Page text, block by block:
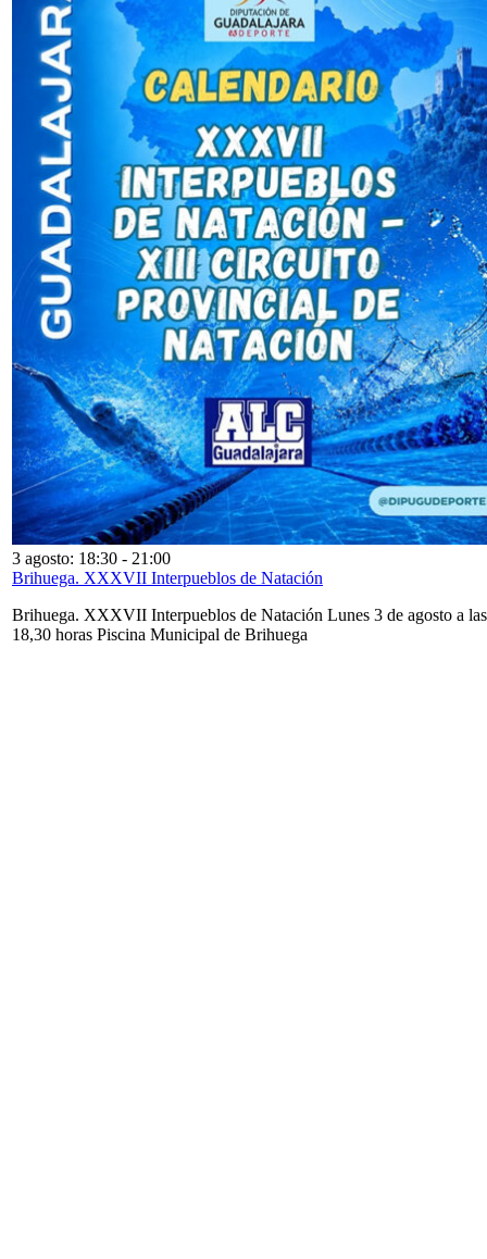
3 agosto: 18:30 - 21:00
Brihuega. XXXVII Interpueblos de Natación
Brihuega. XXXVII Interpueblos de Natación Lunes 3 de agosto a las
18,30 horas Piscina Municipal de Brihuega